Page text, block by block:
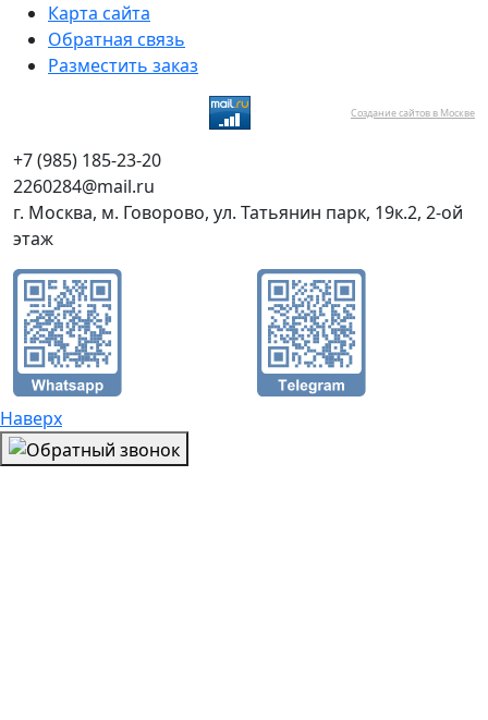
Карта сайта
Обратная связь
Разместить заказ
Создание сайтов в Москве
+7 (985) 185-23-20
2260284@mail.ru
г. Москва, м. Говорово, ул. Татьянин парк, 19к.2, 2-ой
этаж
Наверх